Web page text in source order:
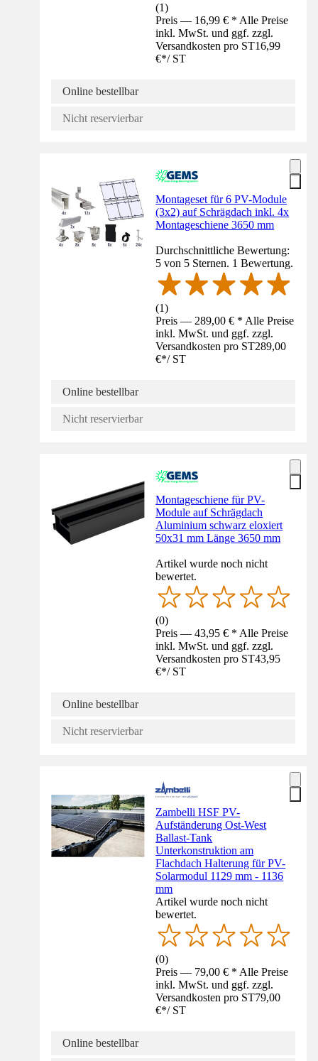
(1)
Preis — 16,99 € * Alle Preise
inkl. MwSt. und ggf. zzgl.
Versandkosten pro ST16,99
€*/ ST
Online bestellbar
Nicht reservierbar
Montageset für 6 PV-Module
(3x2) auf Schrägdach inkl. 4x
Montageschiene 3650 mm
Durchschnittliche Bewertung:
5 von 5 Sternen. 1 Bewertung.
(1)
Preis — 289,00 € * Alle Preise
inkl. MwSt. und ggf. zzgl.
Versandkosten pro ST289,00
€*/ ST
Online bestellbar
Nicht reservierbar
Montageschiene für PV-
Module auf Schrägdach
Aluminium schwarz eloxiert
50x31 mm Länge 3650 mm
Artikel wurde noch nicht
bewertet.
(0)
Preis — 43,95 € * Alle Preise
inkl. MwSt. und ggf. zzgl.
Versandkosten pro ST43,95
€*/ ST
Online bestellbar
Nicht reservierbar
Zambelli HSF PV-
Aufständerung Ost-West
Ballast-Tank
Unterkonstruktion am
Flachdach Halterung für PV-
Solarmodul 1129 mm - 1136
mm
Artikel wurde noch nicht
bewertet.
(0)
Preis — 79,00 € * Alle Preise
inkl. MwSt. und ggf. zzgl.
Versandkosten pro ST79,00
€*/ ST
Online bestellbar